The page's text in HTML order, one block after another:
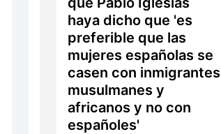
haya dicho que 'es
preferible que las
mujeres españolas se
casen con inmigrantes
musulmanes y
africanos y no con
españoles'